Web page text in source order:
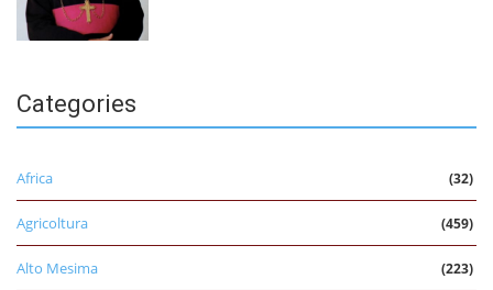
Categories
Africa (32)
Agricoltura (459)
Alto Mesima (223)